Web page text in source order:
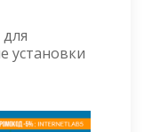
установки